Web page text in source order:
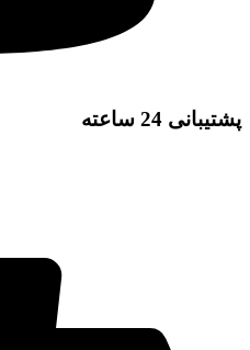
پشتیبانی 24 ساعته